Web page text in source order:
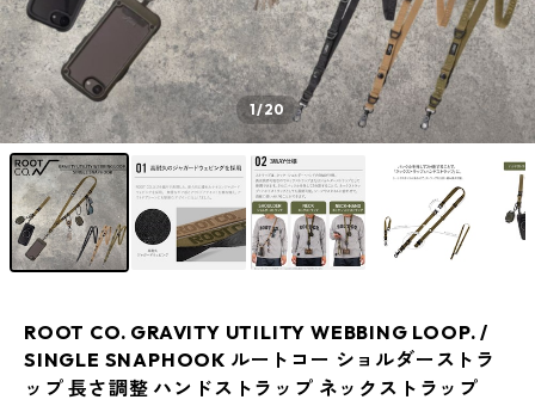
1/20
ROOT CO. GRAVITY UTILITY WEBBING LOOP. /
SINGLE SNAPHOOK ルートコー ショルダーストラ
ップ 長さ調整 ハンドストラップ ネックストラップ